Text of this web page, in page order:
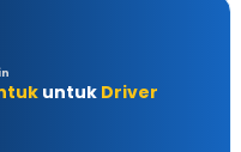
untuk Driver